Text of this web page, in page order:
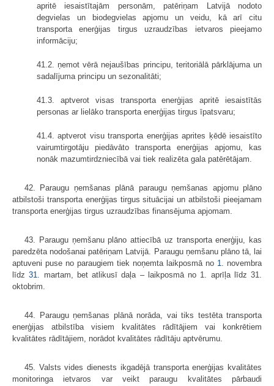
apritē iesaistītajām personām, patēriņam Latvijā nodoto
degvielas un biodegvielas apjomu un veidu, kā arī citu
transporta enerģijas tirgus uzraudzības ietvaros pieejamo
informāciju;
41.2. ņemot vērā nejaušības principu, teritoriālā pārklājuma un
sadalījuma principu un sezonalitāti;
41.3. aptverot visas transporta enerģijas apritē iesaistītās
personas ar lielāko transporta enerģijas tirgus īpatsvaru;
41.4. aptverot visu transporta enerģijas aprites ķēdē iesaistīto
vairumtirgotāju piedāvāto transporta enerģijas apjomu, kas
nonāk mazumtirdzniecībā vai tiek realizēta gala patērētājam.
42. Paraugu ņemšanas plānā paraugu ņemšanas apjomu plāno
atbilstoši transporta enerģijas tirgus situācijai un atbilstoši pieejamam
transporta enerģijas tirgus uzraudzības finansējuma apjomam.
43. Paraugu ņemšanu plāno attiecībā uz transporta enerģiju, kas
paredzēta nodošanai patēriņam Latvijā. Paraugu ņemšanu plāno tā, lai
aptuveni puse no paraugiem tiek noņemta laikposmā no 1. novembra
līdz31. martam, bet atlikusī daļa – laikposmā no 1. aprīļa līdz 31.
oktobrim.
44. Paraugu ņemšanas plānā norāda, vai tiks testēta transporta
enerģijas atbilstība visiem kvalitātes rādītājiem vai konkrētiem
kvalitātes rādītājiem, norādot kvalitātes rādītāju aptvērumu.
45. Valsts vides dienests ikgadējā transporta enerģijas kvalitātes
monitoringa ietvaros var veikt paraugu kvalitātes pārbaudi